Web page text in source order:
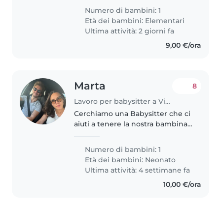
babysitter, deve sapere
necessariamente l’inglese
essendo che la bambina va alla
scuola internazionale..
Numero di bambini: 1
Età dei bambini: Elementari
Ultima attività: 2 giorni fa
9,00 €/ora
Marta
Lavoro per babysitter a Vicenza
8
Cerchiamo una Babysitter che ci
aiuti a tenere la nostra bambina
sbrigare faccende e
commissioni.
Numero di bambini: 1
Età dei bambini: Neonato
Ultima attività: 4 settimane fa
10,00 €/ora